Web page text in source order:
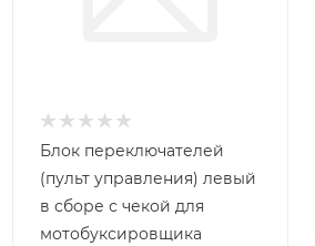
Блок переключателей
(пульт управления) левый
в сборе с чекой для
мотобуксировщика